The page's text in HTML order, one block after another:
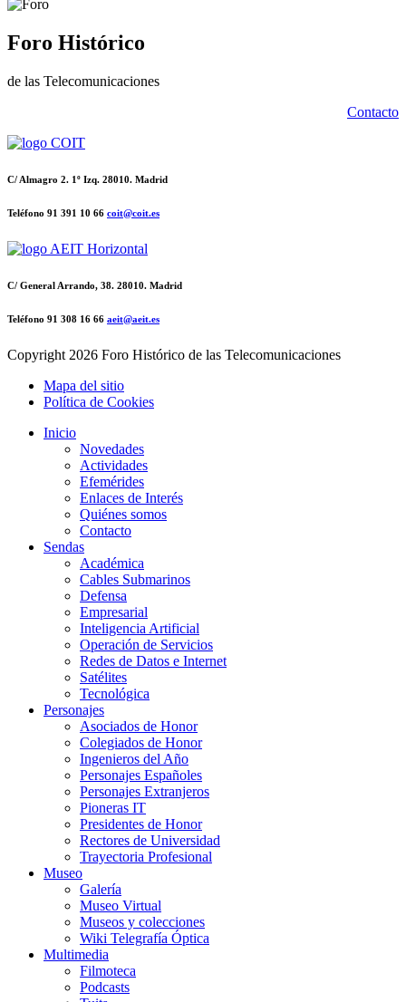
Foro Histórico
de las Telecomunicaciones
Contacto
C/ Almagro 2. 1º Izq. 28010. Madrid
Teléfono 91 391 10 66 coit@coit.es
C/ General Arrando, 38. 28010. Madrid
Teléfono 91 308 16 66 aeit@aeit.es
Copyright 2026 Foro Histórico de las Telecomunicaciones
Mapa del sitio
Política de Cookies
Inicio
Novedades
Actividades
Efemérides
Enlaces de Interés
Quiénes somos
Contacto
Sendas
Académica
Cables Submarinos
Defensa
Empresarial
Inteligencia Artificial
Operación de Servicios
Redes de Datos e Internet
Satélites
Tecnológica
Personajes
Asociados de Honor
Colegiados de Honor
Ingenieros del Año
Personajes Españoles
Personajes Extranjeros
Pioneras IT
Presidentes de Honor
Rectores de Universidad
Trayectoria Profesional
Museo
Galería
Museo Virtual
Museos y colecciones
Wiki Telegrafía Óptica
Multimedia
Filmoteca
Podcasts